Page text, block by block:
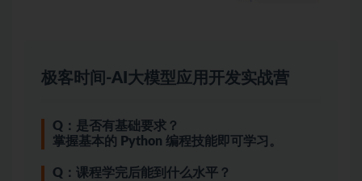
极客时间-AI大模型应用开发实战营
Q：是否有基础要求？
掌握基本的 Python 编程技能即可学习。
Q：课程学完后能到什么水平？